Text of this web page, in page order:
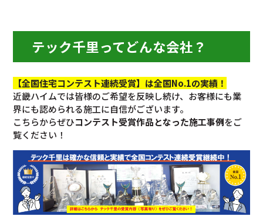
テック千里ってどんな会社？
【全国住宅コンテスト連続受賞】は全国No.1の実績！
近畿ハイムでは皆様のご希望を反映し続け、お客様にも業
界にも認められる施工に自信がございます。
こちらからぜひコンテスト受賞作品となった施工事例をご
覧ください！